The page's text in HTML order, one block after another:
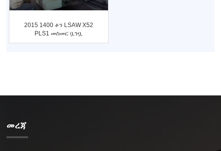
2015 1400 ቶን LSAW X52
PLS1 መስመር ቧንቧ
ፕሮጀክት ...
መረጃ